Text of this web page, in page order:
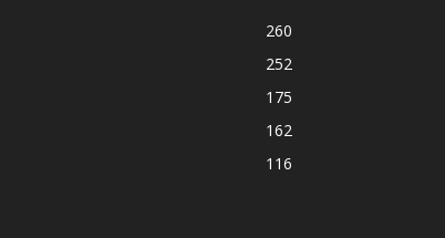
260
252
175
162
116